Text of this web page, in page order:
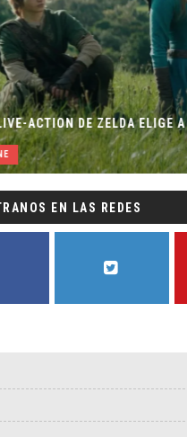
DE ZELDA ELIGE A SU
EN LAS REDES